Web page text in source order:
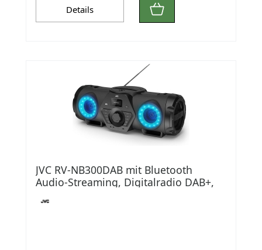
Details
JVC RV-NB300DAB mit Bluetooth
Audio-Streaming, Digitalradio DAB+,